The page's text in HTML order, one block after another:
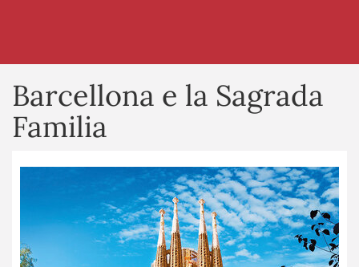
Barcellona e la Sagrada
Familia